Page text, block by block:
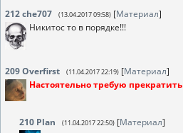
212che707 (13.04.2017 09:58) [Материал]
Никитос то в порядке!!!
209Overfirst (11.04.2017 22:19) [Материал]
Настоятельно требую
210 Plan (11.04.2017 22:50) [Материал]